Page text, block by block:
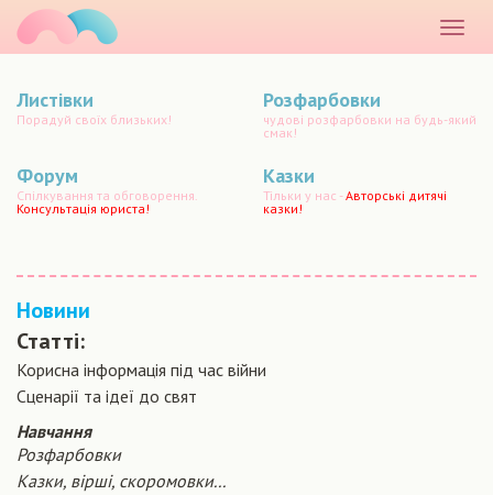
меню
Листівки
Порадуй своїх близьких!
Розфарбовки
чудові розфарбовки на будь-який
смак!
Форум
Спілкування та обговорення.
Консультація юриста!
Казки
Тільки у нас -Авторські дитячі
казки!
Новини
Статті:
Корисна інформація під час війни
Сценарiї та iдеї до свят
Навчання
Розфарбовки
Казки, вірші, скоромовки...